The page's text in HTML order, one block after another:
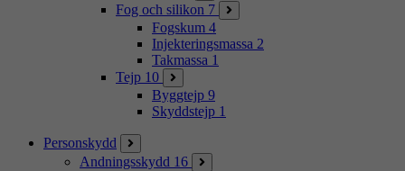
Fog och silikon 7
Fogskum 4
Injekteringsmassa 2
Takmassa 1
Tejp 10
Byggtejp 9
Skyddstejp 1
Personskydd
Andningsskydd 16